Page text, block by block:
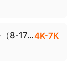
接单文员4000-7000 可买五险+（8-17:30）4K-7K